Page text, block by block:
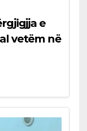
e
vetëm në